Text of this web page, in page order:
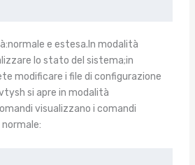
e estesa.In modalità
lo stato del sistema;in
modificare i file di configurazione
si apre in modalità
visualizzano i comandi